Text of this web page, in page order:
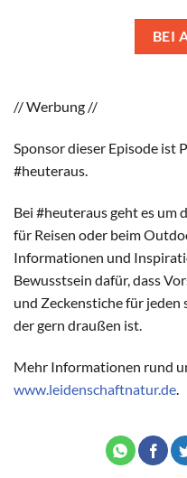
BEI
// Werbung //
Sponsor dieser Episode ist
#heuteraus.
Bei #heuteraus geht es um
für Reisen oder beim
Informationen und
Bewusstsein dafür, dass
und Zeckenstiche für
der gern draußen ist.
Mehr Informationen rund
www.leidenschaftnatur.de